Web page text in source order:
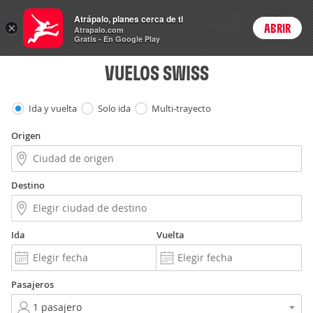
Vuelos Precios enPeso
ARSCambiar moneda
Login
VUELOS SWISS
Ida y vuelta Solo ida Multi-trayecto
Origen
Destino
Ida Vuelta
Pasajeros
×
Atrápalo, planes cerca de ti
Atrapalo.com
Gratis - En Google Play
ABRIR